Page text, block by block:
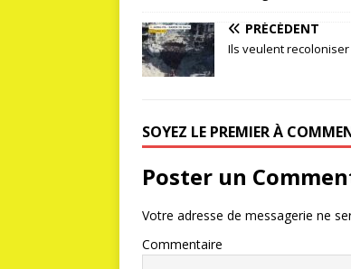
PRÉCÉDENT
Ils veulent recoloniser
SOYEZ LE PREMIER À
Poster un
Votre adresse de messagerie ne
Commentaire